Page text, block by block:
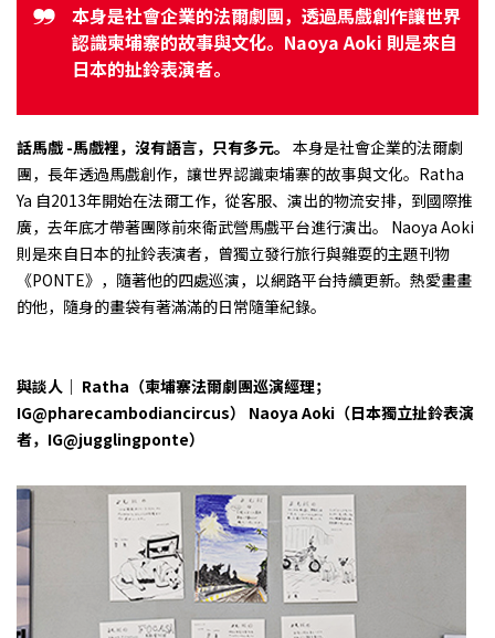
本身是社會企業的法爾劇團，透過馬戲創作讓世界
認識柬埔寨的故事與文化。Naoya Aoki 則是來自
日本的扯鈴表演者。
話馬戲 -馬戲裡，沒有語言，只有多元。 本身是社會企業的法爾劇
團，長年透過馬戲創作，讓世界認識柬埔寨的故事與文化。Ratha
Ya 自2013年開始在法爾工作，從客服、演出的物流安排，到國際推
廣，去年底才帶著團隊前來衛武營馬戲平台進行演出。 Naoya Aoki
則是來自日本的扯鈴表演者，曾獨立發行旅行與雜耍的主題刊物
《PONTE》，隨著他的四處巡演，以網路平台持續更新。熱愛畫畫
的他，隨身的畫袋有著滿滿的日常隨筆紀錄。
與談人｜ Ratha（柬埔寨法爾劇團巡演經理；
IG@pharecambodiancircus）
Naoya Aoki（日本獨立扯鈴表演
者，IG@jugglingponte）